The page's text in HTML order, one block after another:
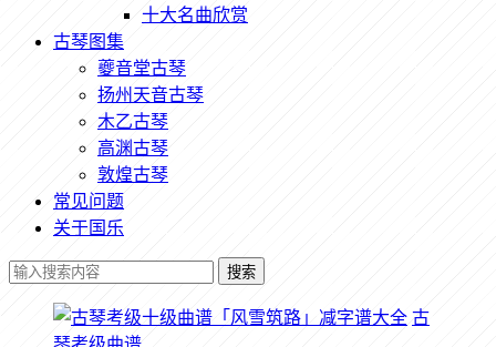
十大名曲欣赏
古琴图集
夔音堂古琴
扬州天音古琴
木乙古琴
高渊古琴
敦煌古琴
常见问题
关于国乐
搜索
古